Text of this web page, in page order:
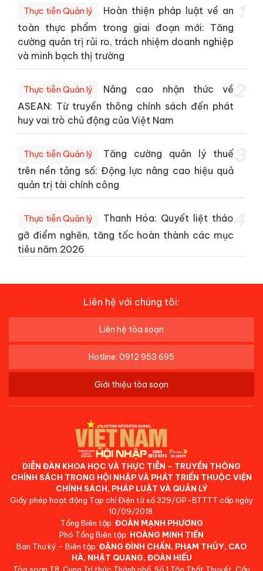
Thực tiễn Quản lý
Hoàn thiện pháp luật về an
toàn thực phẩm trong giai đoạn mới: Tăng
cường quản trị rủi ro, trách nhiệm doanh nghiệp
và minh bạch thị trường
Thực tiễn Quản lý
Nâng cao nhận thức về
ASEAN: Từ truyền thông chính sách đến phát
huy vai trò chủ động của Việt Nam
Thực tiễn Quản lý
Tăng cường quản lý thuế
trên nền tảng số: Động lực nâng cao hiệu quả
quản trị tài chính công
Thực tiễn Quản lý
Thanh Hóa: Quyết liệt tháo
gỡ điểm nghẽn, tăng tốc hoàn thành các mục
tiêu năm 2026
Liên hệ với chúng tôi:
Liên hệ tòa soạn
Hotline: 0912 953 695
Giới thiệu tòa soạn
DIỄN ĐÀN KHOA HỌC VÀ THỰC TIỄN - TRUYỀN THÔNG
CHÍNH SÁCH TRONG HỘI NHẬP VÀ PHÁT TRIỂN THUỘC VIỆN
CHÍNH SÁCH, PHÁP LUẬT VÀ QUẢN LÝ
Giấy phép hoạt động Tạp chí Điện tử số 329/GP-BTTTT cấp ngày
10/09/2018.
Tổng Biên tập: ĐOÀN MẠNH PHƯƠNG
Phó Tổng Biên tập: HOÀNG MINH TIẾN
Ban Thư ký - Biên tập: ĐẶNG ĐÌNH CHẤN, PHẠM THỦY, CAO
HÀ, NHẬT QUANG, ĐOÀN HIẾU